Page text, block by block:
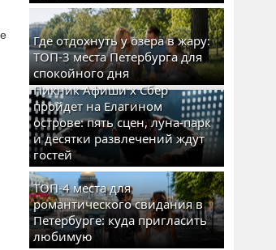
Где отдохнуть у озера в жару:
ТОП-3 места Петербурга для
спокойного дня
Пикник Афиши x Сбер
пройдет на Елагином
острове: пять сцен, луна-парк
и десятки развлечений ждут
гостей
ТОП-4 места для
романтического свидания в
Петербурге: куда пригласить
любимую